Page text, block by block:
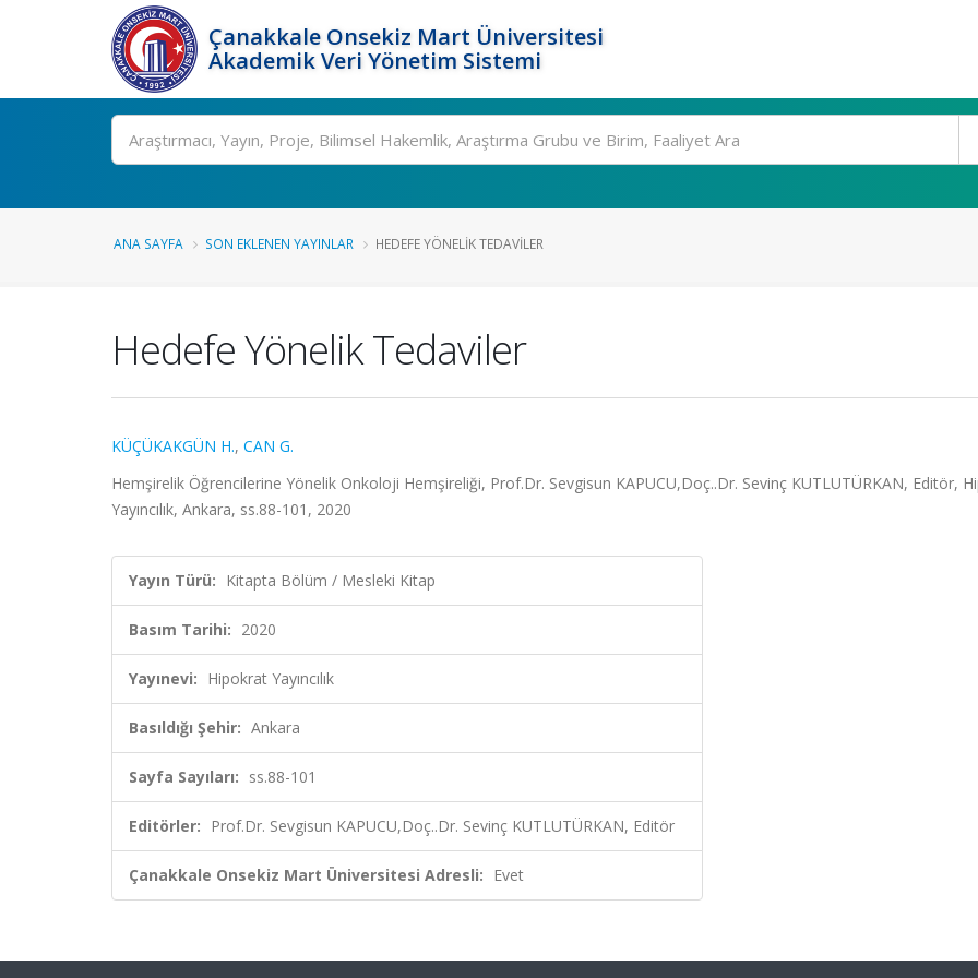
Çanakkale Onsekiz Mart Üniversitesi
Akademik Veri Yönetim Sistemi
Ara
ANA SAYFA SON EKLENEN YAYINLAR HEDEFE YÖNELIK TEDAVILER
Hedefe Yönelik Tedaviler
KÜÇÜKAKGÜN H., CAN G.
Hemşirelik Öğrencilerine Yönelik Onkoloji Hemşireliği, Prof.Dr. Sevgisun KAPUCU,Doç..Dr. Sevinç KUTLUTÜRKAN, Editör,
Yayıncılık, Ankara, ss.88-101, 2020
Yayın Türü: Kitapta Bölüm / Mesleki Kitap
Basım Tarihi: 2020
Yayınevi: Hipokrat Yayıncılık
Basıldığı Şehir: Ankara
Sayfa Sayıları: ss.88-101
Editörler: Prof.Dr. Sevgisun KAPUCU,Doç..Dr. Sevinç KUTLUTÜRKAN, Editör
Çanakkale Onsekiz Mart Üniversitesi Adresli: Evet